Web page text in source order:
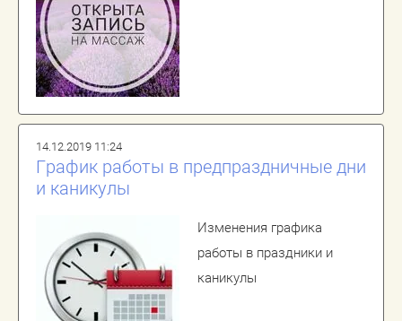
14.12.2019 11:24
График работы в предпраздничные дни
и каникулы
Изменения графика
работы в праздники и
каникулы